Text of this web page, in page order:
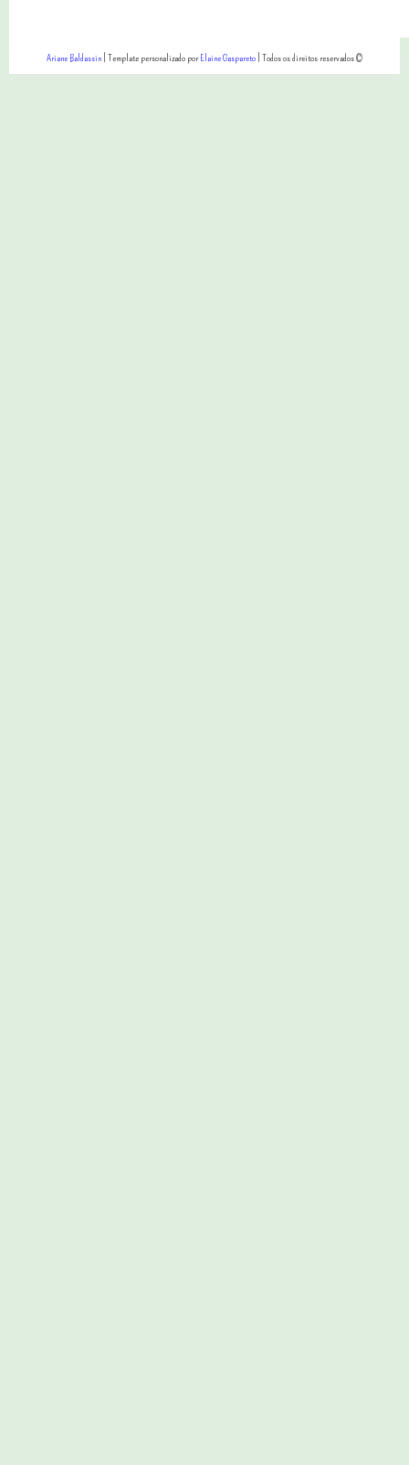
Ariane Baldassin| Template personalizado porElaine Gaspareto| Todos os direitos reservados ©